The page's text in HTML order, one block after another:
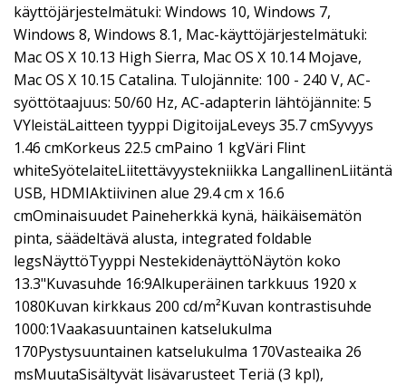
käyttöjärjestelmätuki: Windows 10, Windows 7,
Windows 8, Windows 8.1, Mac-käyttöjärjestelmätuki:
Mac OS X 10.13 High Sierra, Mac OS X 10.14 Mojave,
Mac OS X 10.15 Catalina. Tulojännite: 100 - 240 V, AC-
syöttötaajuus: 50/60 Hz, AC-adapterin lähtöjännite: 5
VYleistäLaitteen tyyppi DigitoijaLeveys 35.7 cmSyvyys
1.46 cmKorkeus 22.5 cmPaino 1 kgVäri Flint
whiteSyötelaiteLiitettävyystekniikka LangallinenLiitäntä
USB, HDMIAktiivinen alue 29.4 cm x 16.6
cmOminaisuudet Paineherkkä kynä, häikäisemätön
pinta, säädeltävä alusta, integrated foldable
legsNäyttöTyyppi NestekidenäyttöNäytön koko
13.3"Kuvasuhde 16:9Alkuperäinen tarkkuus 1920 x
1080Kuvan kirkkaus 200 cd/m²Kuvan kontrastisuhde
1000:1Vaakasuuntainen katselukulma
170Pystysuuntainen katselukulma 170Vasteaika 26
msMuutaSisältyvät lisävarusteet Teriä (3 kpl),